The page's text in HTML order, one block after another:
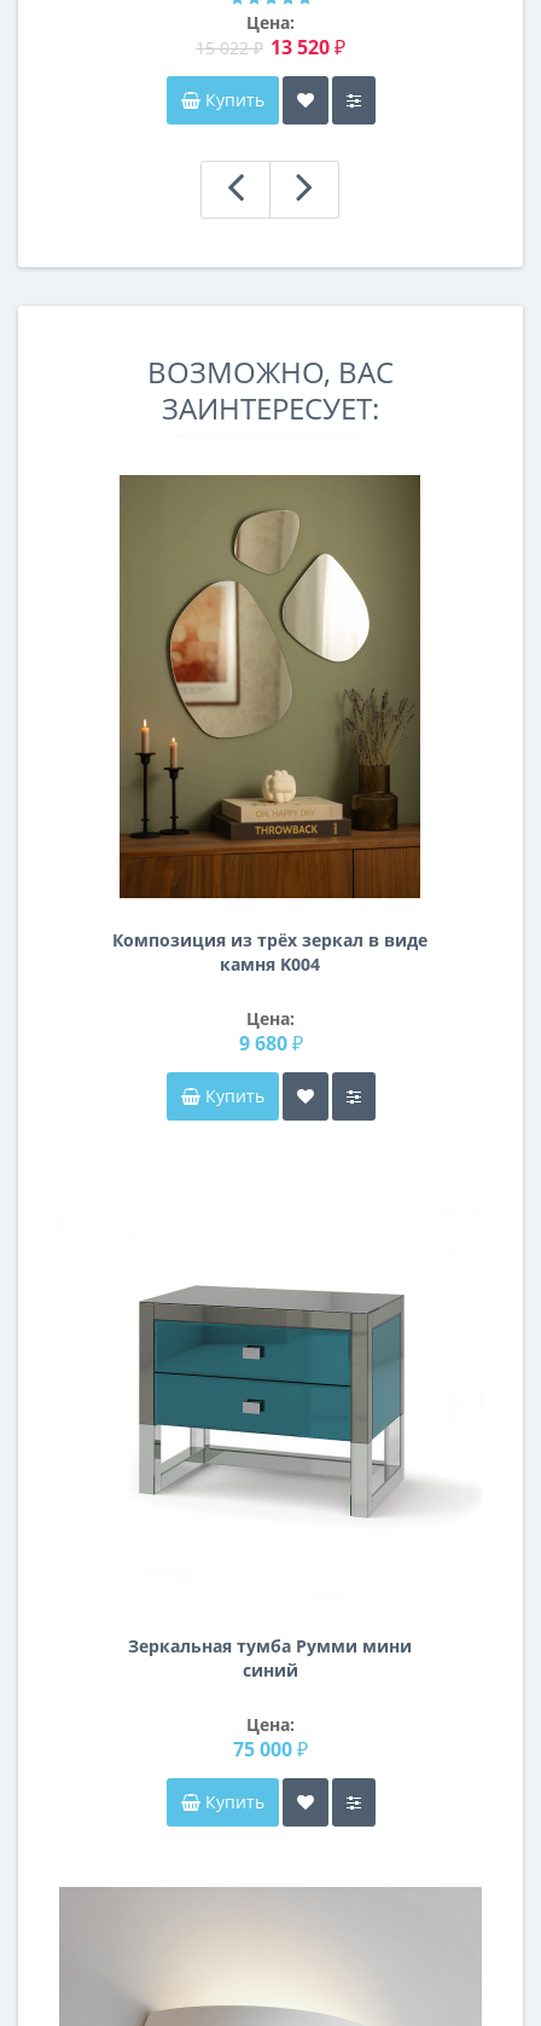
Цена:
15 022 ₽ 13 520 ₽
Купить
ВОЗМОЖНО, ВАС
ЗАИНТЕРЕСУЕТ:
Композиция из трёх зеркал в виде
камня K004
Цена:
9 680 ₽
Купить
Зеркальная тумба Румми мини
синий
Цена:
75 000 ₽
Купить